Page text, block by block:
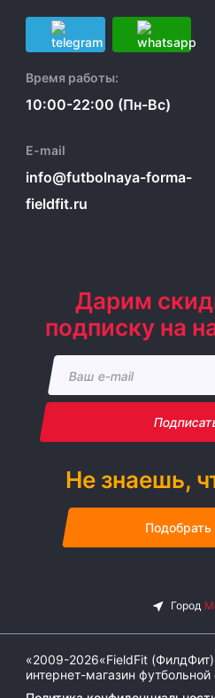
Время работы:
10:00-22:00 (Пн-Вс)
E-mail
info@futbolnaya-forma-
fieldfit.ru
Дарим
подписку на
Не знаешь,
Подобрать
«2009-2026«FieldFit
интернет-магазин